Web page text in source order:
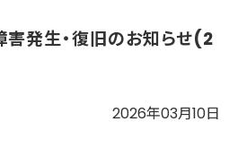
発生・復旧のお知らせ(2
2026年03月10日